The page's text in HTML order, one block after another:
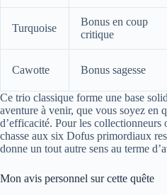
Turquoise
Bonus en coup
critique
Cawotte Bonus sagesse
Ce trio classique forme une base
aventure à venir, que vous soyez en
d’efficacité. Pour les collectionneurs
chasse aux six Dofus primordiaux
donne un tout autre sens au terme
Mon avis personnel sur cette quête